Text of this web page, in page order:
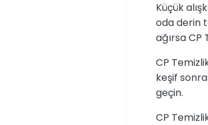
Küçük
oda derin
ağırsa CP
CP
keşif
geçin.
CP